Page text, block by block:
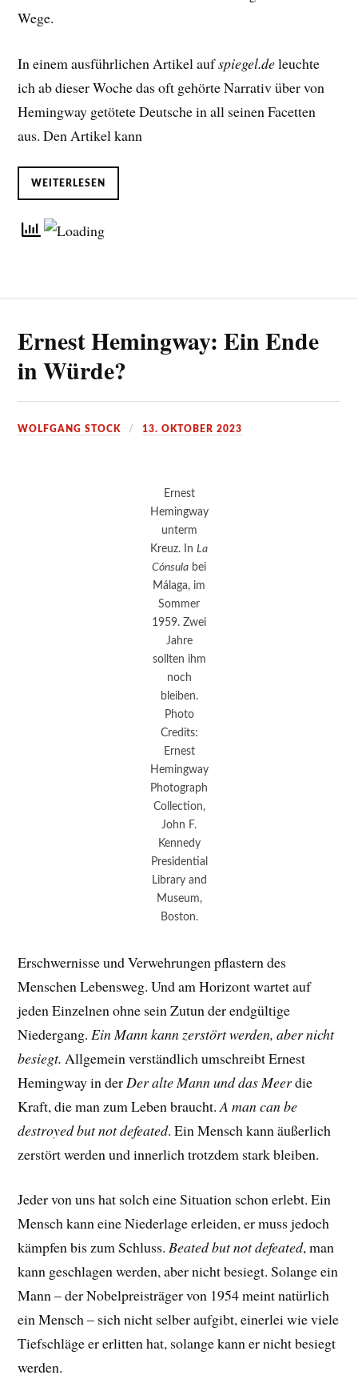
Wege.
In einem ausführlichen Artikel aufspiegel.deleuchte
ich ab dieser Woche das oft gehörte Narrativ über von
Hemingway getötete Deutsche in all seinen Facetten
aus. Den Artikel kann
WEITERLESEN
Ernest Hemingway: Ein Ende
in Würde?
WOLFGANG STOCK 13. OKTOBER 2023
Ernest
Hemingway
unterm
Kreuz. In La
Cónsula bei
Málaga, im
Sommer
1959. Zwei
Jahre
sollten ihm
noch
bleiben.
Photo
Credits:
Ernest
Hemingway
Photograph
Collection,
John F.
Kennedy
Presidential
Library and
Museum,
Boston.
Erschwernisse und Verwehrungen pflastern des
Menschen Lebensweg. Und am Horizont wartet auf
jeden Einzelnen ohne sein Zutun der endgültige
Niedergang. Ein Mann kann zerstört werden, aber nicht
besiegt. Allgemein verständlich umschreibt Ernest
Hemingway in der Der alte Mann und das Meerdie
Kraft, die man zum Leben braucht.A man can be
destroyed but not defeated. Ein Mensch kann äußerlich
zerstört werden und innerlich trotzdem stark bleiben.
Jeder von uns hat solch eine Situation schon erlebt. Ein
Mensch kann eine Niederlage erleiden, er muss jedoch
kämpfen bis zum Schluss.Beated but not defeated, man
kann geschlagen werden, aber nicht besiegt. Solange ein
Mann – der Nobelpreisträger von 1954 meint natürlich
ein Mensch – sich nicht selber aufgibt, einerlei wie viele
Tiefschläge er erlitten hat, solange kann er nicht besiegt
werden.